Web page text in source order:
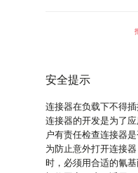
安全提示
连接器在负载下不得
连接器的开发是为了
户有责任检查连接器
为防止意外打开连接
时，必须用合适的氰